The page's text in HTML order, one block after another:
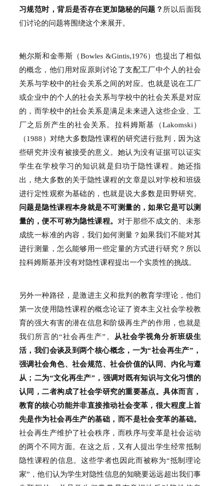
习规范时，背后是否存在更加隐秘的问题？ 所以后面我
们讨论的问题将围绕这个来展开。
鲍尔斯和金蒂斯（Bowles &Gintis,1976）也提出了相似
的概念，他们用对应原则讨论了支配工厂中个人的社会
关系与学校中的社会关系之间的对应。也就是说在工厂
或企业中的个人的社会关系与学校中的社会关系是对应
的，而学校中的社会关系是满足未来进入这些企业、工
厂之后所产生的社会关系。 拉科姆斯基（Lakomski）
（1988）对绝大多数隐性课程的研究进行批判，因为这
些研究并没有被接受的意义。 她认为没有证据可以证实
学生在学校学习的知识就是归功于隐性课程。 她还指
出，绝大多数的关于隐性课程的文章是以对学校和班级
进行定性观察为基础的，也就是说大多数是田野研究。
问题是隐性课程本身就是不可测量的，如果它是可以测
量的，便不可称为隐性课程。 对于那些不成文的、未形
成统一标准的内容，我们如何测量？ 如果我们不能对其
进行测量，怎么能够用一些定量的方式进行研究？ 所以
拉科姆斯基并没有对隐性课程提出一个实质性的挑战。
另外一种路径，是激进主义和批判的教育学理论，他们
第一次使用隐性课程的概念论证了资本主义社会学校教
育的强大有害的潜在信息和阶级再生产的作用，也就是
我们所言的“社会再生产”。 从社会学视角分析班级生
活，我们会谈及到两个核心概念，一为“社会再生产”，
强调社会角色、社会规范、社会价值的认同、内化与遵
从； 二为“文化再生产”，强调对既有知识与文化习惯的
认同，二者构成了社会学研究的重要基点。具体而言，
教育的核心功能并非直接推动社会变革，很大程度上首
先是作为社会再生产的基础，而不是社会变革的基础。
社会再生产维护了社会秩序，而秩序与变革是社会运动
的两个不同方面。在这之后，又有人提出学生经常抵制
隐性课程的信息。这些学者也因此而被称为“抵制理论
家”，他们认为学生对隐性信息的知晓要远远超出我们事